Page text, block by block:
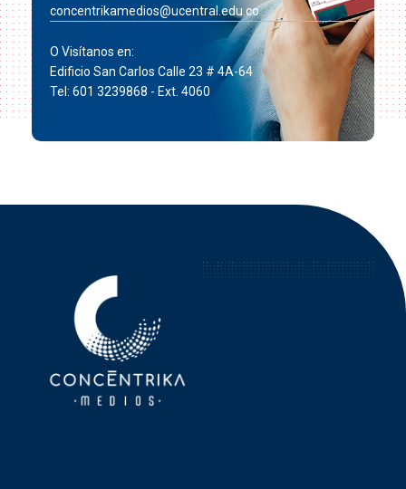
concentrikamedios@ucentral.edu.co
O Visítanos en:
Edificio San Carlos Calle 23 # 4A-64
Tel: 601 3239868 - Ext. 4060